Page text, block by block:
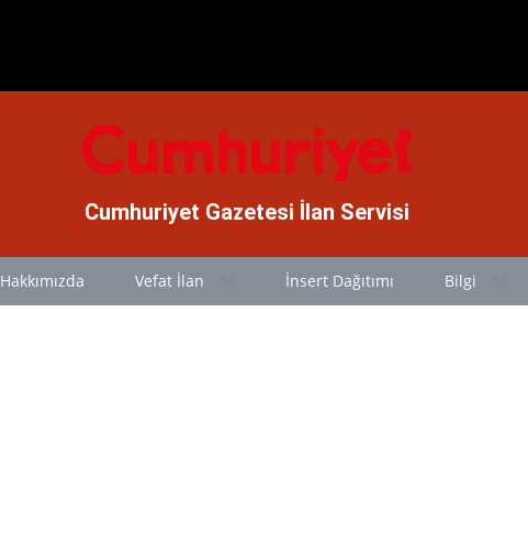
Cumhuriyet Gazetesi İlan Servisi
Hakkımızda Vefat İlan İnsert Dağıtımı Bilgi